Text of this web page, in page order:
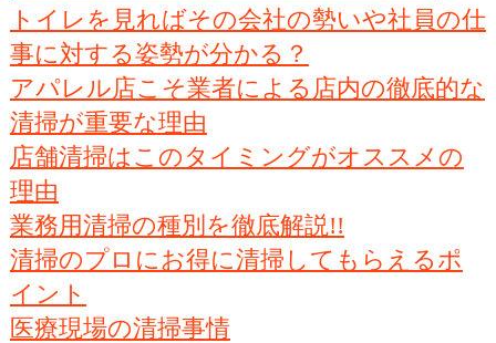
トイレを見ればその会社の勢いや社員の仕
事に対する姿勢が分かる？
アパレル店こそ業者による店内の徹底的な
清掃が重要な理由
店舗清掃はこのタイミングがオススメの
理由
業務用清掃の種別を徹底解説!!
清掃のプロにお得に清掃してもらえるポ
イント
医療現場の清掃事情